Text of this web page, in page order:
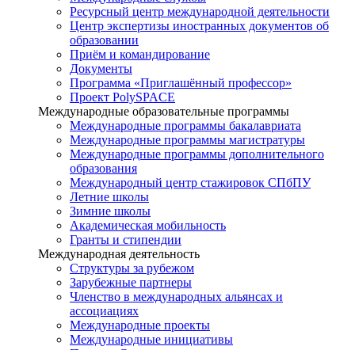
Ресурсный центр международной деятельности
Центр экспертизы иностранных документов об
образовании
Приём и командирование
Документы
Программа «Приглашённый профессор»
Проект PolySPACE
Международные образовательные программы
Международные программы бакалавриата
Международные программы магистратуры
Международные программы дополнительного
образования
Международный центр стажировок СПбПУ
Летние школы
Зимние школы
Академическая мобильность
Гранты и стипендии
Международная деятельность
Структуры за рубежом
Зарубежные партнеры
Членство в международных альянсах и
ассоциациях
Международные проекты
Международные инициативы